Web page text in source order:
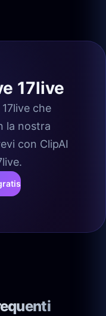
17live
che
la nostra
con ClipAI